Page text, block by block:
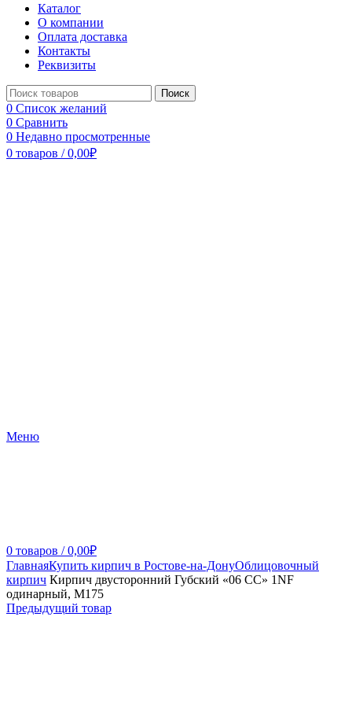
Каталог
О компании
Оплата доставка
Контакты
Реквизиты
Поиск
0 Список желаний
0 Сравнить
0 Недавно просмотренные
0 товаров / 0,00₽
Меню
0 товаров / 0,00₽
ГлавнаяКупить кирпич в Ростове-на-ДонуОблицовочный
кирпич Кирпич двусторонний Губский «06 СС» 1NF
одинарный, М175
Предыдущий товар